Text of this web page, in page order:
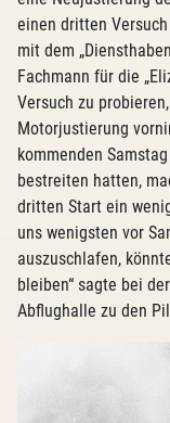
einen dritten
mit dem
Fachmann für die
Versuch zu
Motorjustierung
kommenden
bestreiten hatten,
dritten Start ein
uns wenigsten vor
auszuschlafen,
bleiben“ sagte bei
Abflughalle zu den